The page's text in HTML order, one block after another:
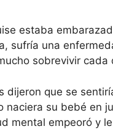
estaba
sufría una
sobrevivir cada
dijeron que se
naciera su bebé en
mental empeoró y le